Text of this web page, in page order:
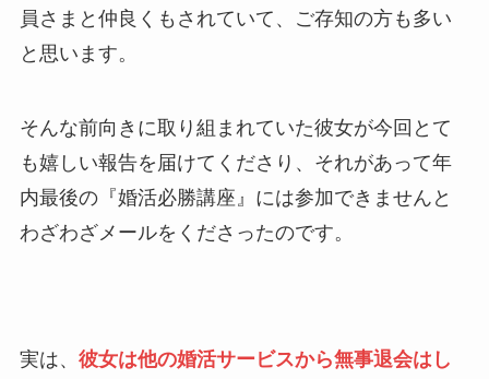
員さまと仲良くもされていて、ご存知の方も多い
と思います。
そんな前向きに取り組まれていた彼女が今回とて
も嬉しい報告を届けてくださり、それがあって年
内最後の『婚活必勝講座』には参加できませんと
わざわざメールをくださったのです。
実は、 彼女は他の婚活サービスから無事退会はし